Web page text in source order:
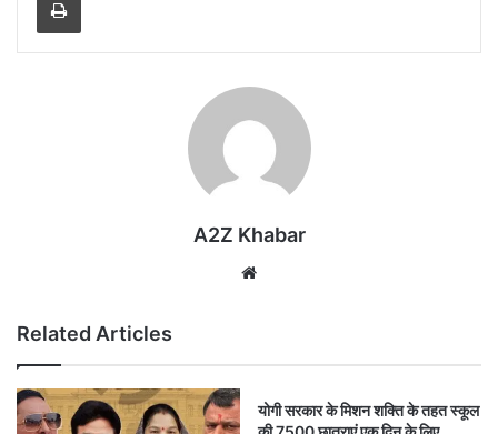
A2Z Khabar
Related Articles
योगी सरकार के मिशन शक्ति के तहत स्कूल